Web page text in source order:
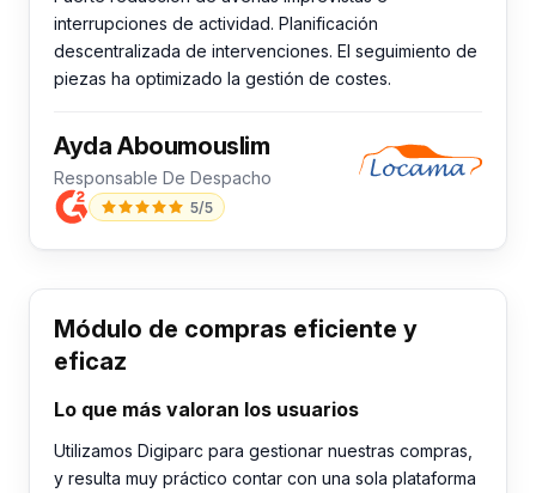
interrupciones de actividad. Planificación
descentralizada de intervenciones. El seguimiento de
piezas ha optimizado la gestión de costes.
Ayda Aboumouslim
Responsable De Despacho
5/5
Módulo de compras eficiente y
eficaz
Lo que más valoran los usuarios
Utilizamos Digiparc para gestionar nuestras compras,
y resulta muy práctico contar con una sola plataforma